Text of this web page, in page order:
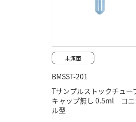
BMSST-201
Tサンプルストックチュー
キャップ無し 0.5ml コ
ル型